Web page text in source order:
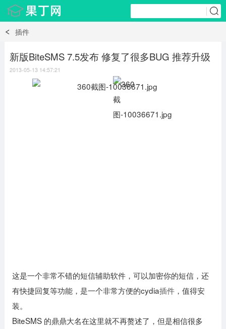
插件
新版BiteSMS 7.5发布 修复了很多BUG 推荐升级
2013-05-13 14:57:21
这是一个非常不错的短信辅助软件，可以加密你的短信，还
有快捷回复等功能，是一个非常方便的cydia插件，值得安
装。
BiteSMS 的鼎鼎大名在这里就不再赘述了，但是相信很多